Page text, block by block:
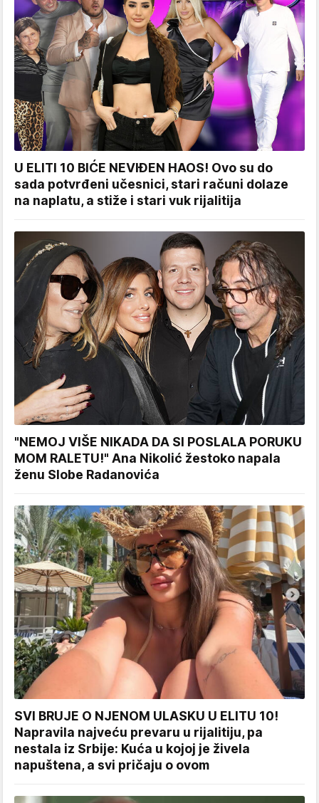
U ELITI 10 BIĆE NEVIĐEN HAOS! Ovo su do
sada potvrđeni učesnici, stari računi dolaze
na naplatu, a stiže i stari vuk rijalitija
"NEMOJ VIŠE NIKADA DA SI POSLALA PORUKU
MOM RALETU!" Ana Nikolić žestoko napala
ženu Slobe Radanovića
SVI BRUJE O NJENOM ULASKU U ELITU 10!
Napravila najveću prevaru u rijalitiju, pa
nestala iz Srbije: Kuća u kojoj je živela
napuštena, a svi pričaju o ovom